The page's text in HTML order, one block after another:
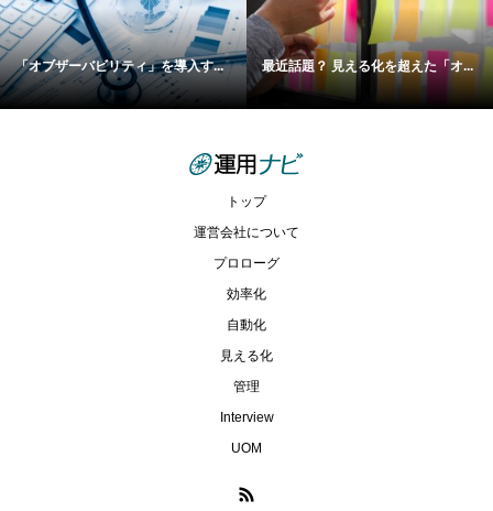
「オブザーバビリティ」を導入す... 最近話題？ 見える化を超えた「オ...
トップ
運営会社について
プロローグ
効率化
自動化
見える化
管理
Interview
UOM